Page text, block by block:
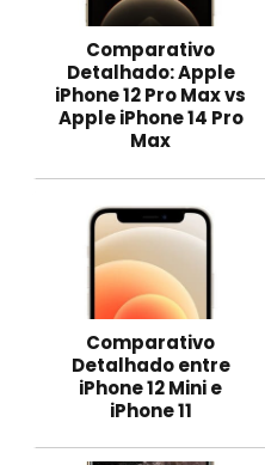
Comparativo
Detalhado: Apple
iPhone 12 Pro Max vs
Apple iPhone 14 Pro
Max
Comparativo
Detalhado entre
iPhone 12 Mini e
iPhone 11